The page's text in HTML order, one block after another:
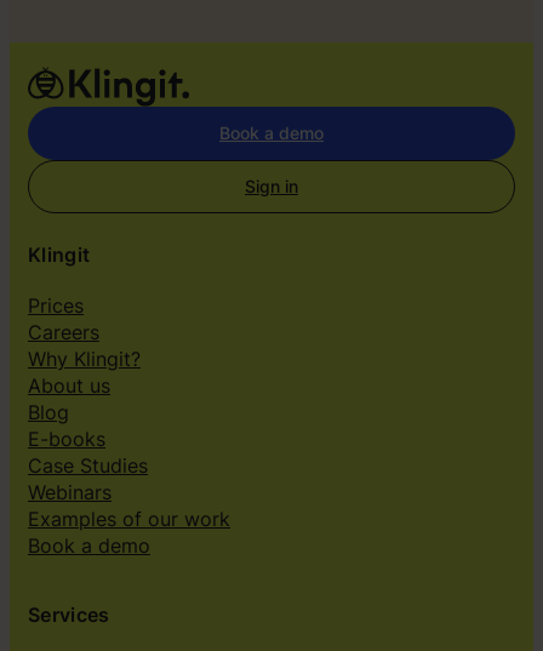
Book a demo
Sign in
Klingit
Prices
Careers
Why Klingit?
About us
Blog
E-books
Case Studies
Webinars
Examples of our work
Book a demo
Services